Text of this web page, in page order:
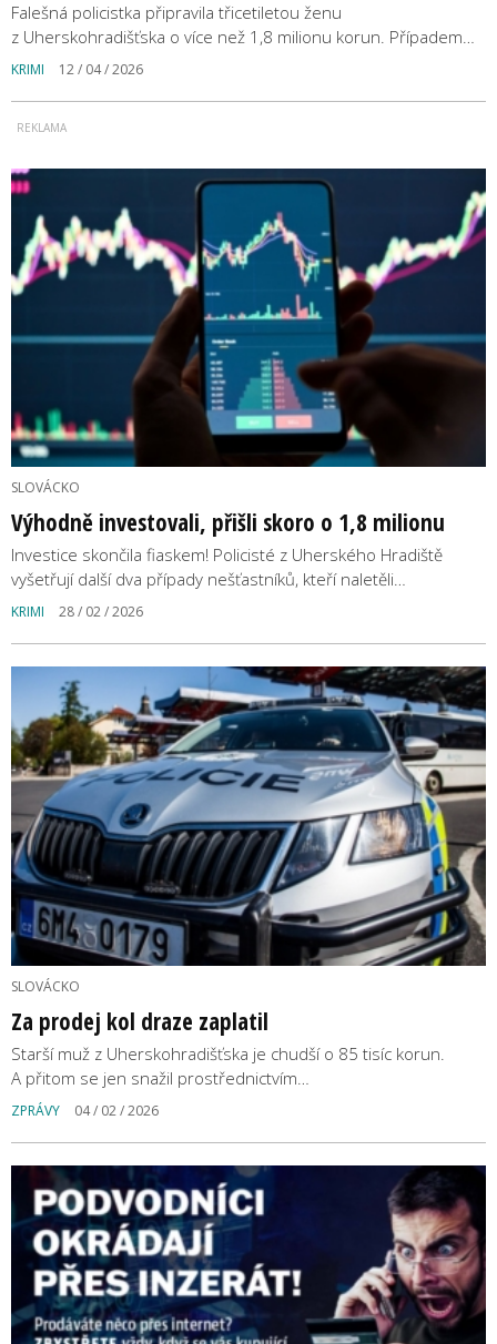
Falešná policistka připravila třicetiletou ženu
z Uherskohradišťska o více než 1,8 milionu korun. Případem…
KRIMI 12 / 04 / 2026
SLOVÁCKO
Výhodně investovali, přišli skoro o 1,8 milionu
Investice skončila fiaskem! Policisté z Uherského Hradiště
vyšetřují další dva případy nešťastníků, kteří naletěli…
KRIMI 28 / 02 / 2026
SLOVÁCKO
Za prodej kol draze zaplatil
Starší muž z Uherskohradišťska je chudší o 85 tisíc korun.
A přitom se jen snažil prostřednictvím…
ZPRÁVY 04 / 02 / 2026